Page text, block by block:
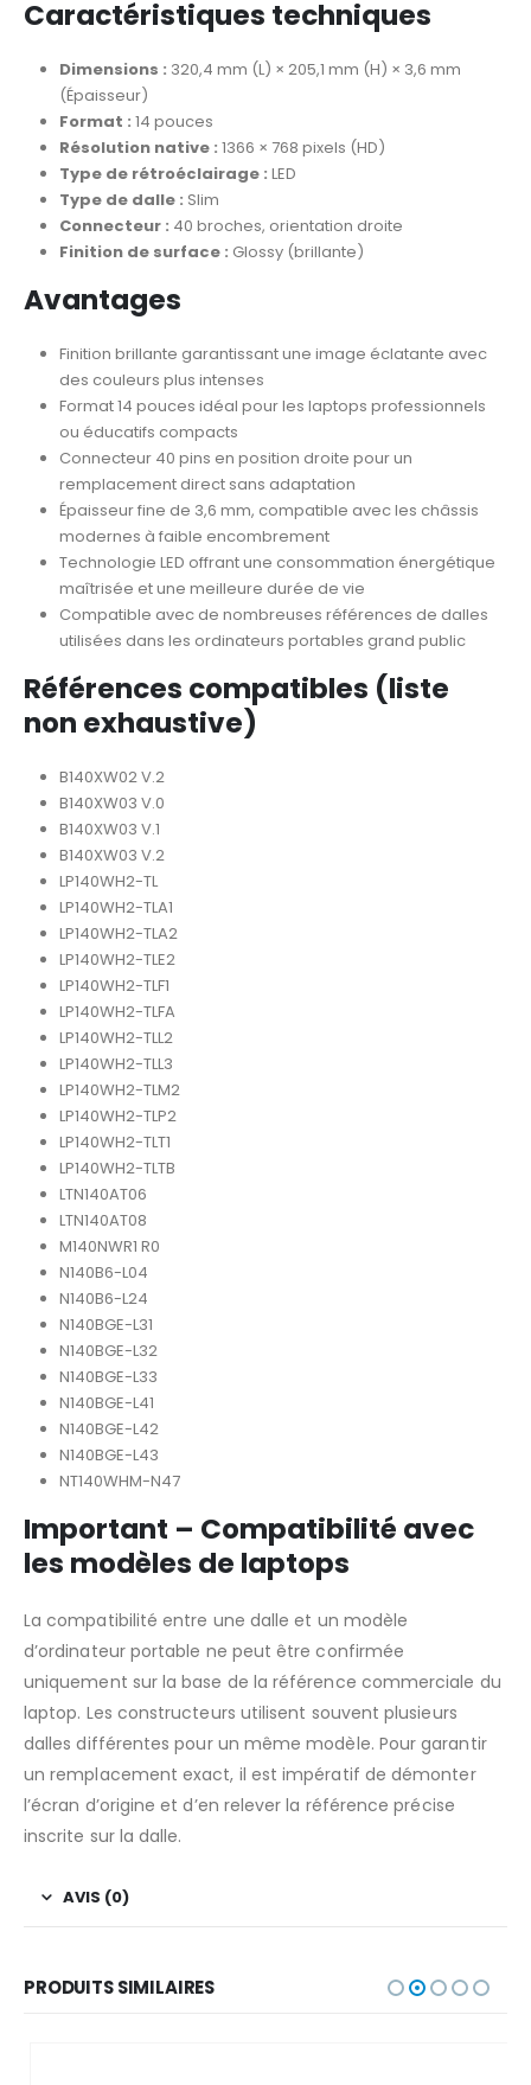
Caractéristiques techniques
Dimensions : 320,4 mm (L) × 205,1 mm (H) × 3,6 mm
(Épaisseur)
Format : 14 pouces
Résolution native : 1366 × 768 pixels (HD)
Type de rétroéclairage : LED
Type de dalle : Slim
Connecteur : 40 broches, orientation droite
Finition de surface : Glossy (brillante)
Avantages
Finition brillante garantissant une image éclatante avec
des couleurs plus intenses
Format 14 pouces idéal pour les laptops professionnels
ou éducatifs compacts
Connecteur 40 pins en position droite pour un
remplacement direct sans adaptation
Épaisseur fine de 3,6 mm, compatible avec les châssis
modernes à faible encombrement
Technologie LED offrant une consommation énergétique
maîtrisée et une meilleure durée de vie
Compatible avec de nombreuses références de dalles
utilisées dans les ordinateurs portables grand public
Références compatibles (liste
non exhaustive)
B140XW02 V.2
B140XW03 V.0
B140XW03 V.1
B140XW03 V.2
LP140WH2-TL
LP140WH2-TLA1
LP140WH2-TLA2
LP140WH2-TLE2
LP140WH2-TLF1
LP140WH2-TLFA
LP140WH2-TLL2
LP140WH2-TLL3
LP140WH2-TLM2
LP140WH2-TLP2
LP140WH2-TLT1
LP140WH2-TLTB
LTN140AT06
LTN140AT08
M140NWR1 R0
N140B6-L04
N140B6-L24
N140BGE-L31
N140BGE-L32
N140BGE-L33
N140BGE-L41
N140BGE-L42
N140BGE-L43
NT140WHM-N47
Important – Compatibilité avec
les modèles de laptops
La compatibilité entre une dalle et un modèle
d’ordinateur portable ne peut être confirmée
uniquement sur la base de la référence commerciale du
laptop. Les constructeurs utilisent souvent plusieurs
dalles différentes pour un même modèle. Pour garantir
un remplacement exact, il est impératif de démonter
l’écran d’origine et d’en relever la référence précise
inscrite sur la dalle.
AVIS (0)
PRODUITS SIMILAIRES